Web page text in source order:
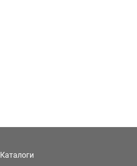
Каталоги